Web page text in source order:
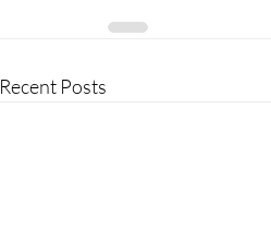
Recent Posts